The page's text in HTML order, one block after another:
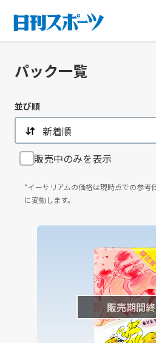
パック一覧
並び順
新着順
販売中のみを表示
*イーサリアムの価格は現時点での参考
に変動します。
販売期間